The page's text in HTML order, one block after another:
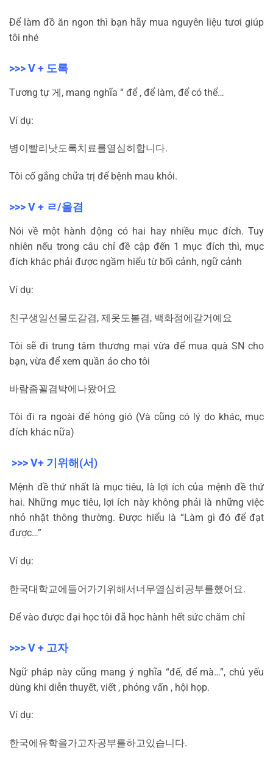
Để làm đồ ăn ngon thì bạn hãy mua nguyên liệu tươi giúp
tôi nhé
>>> V + 도록
Tương tự 게, mang nghĩa “ để , để làm, để có thể…
Ví dụ:
병이 빨리 낫도록치료를열심히 합니다.
Tôi cố gắng chữa trị để bệnh mau khỏi.
>>> V + ㄹ/을겸
Nói về một hành động có hai hay nhiều mục đích. Tuy
nhiên nếu trong câu chỉ đề cập đến 1 mục đích thì, mục
đích khác phải được ngầm hiểu từ bối cảnh, ngữ cảnh
Ví dụ:
친구생일선물도갈겸, 제옷도볼겸, 백화점에갈거예요
Tôi sẽ đi trung tâm thương mại vừa để mua quà SN cho
bạn, vừa để xem quần áo cho tôi
바람좀꾈겸박에 나왔어요
Tôi đi ra ngoài để hóng gió (Và cũng có lý do khác, mục
đích khác nữa)
>>> V+ 기 위해 (서)
Mệnh đề thứ nhất là mục tiêu, là lợi ích của mệnh đề thứ
hai. Những mục tiêu, lợi ích này không phải là những việc
nhỏ nhặt thông thường. Được hiểu là “Làm gì đó để đạt
được…”
Ví dụ:
한국대학교에들어가기위해서너무열심히공부를했어요.
Để vào được đại học tôi đã học hành hết sức chăm chỉ
>>> V + 고자
Ngữ pháp này cũng mang ý nghĩa “để, để mà…”, chủ yếu
dùng khi diễn thuyết, viết , phỏng vấn , hội họp.
Ví dụ:
한국에유학을가고자공부를하고있습니다.